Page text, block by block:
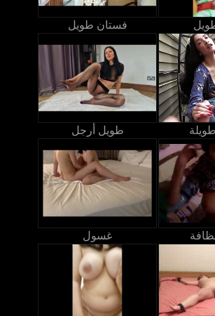
فستان طويل
طويل أرجل
غسول